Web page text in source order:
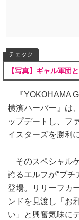
チェック
【写真】ギャル軍団
『YOKOHAMA
横濱ハーバー』は
ップデートし、フ
イスターズを勝利
そのスペシャル
誇るエルフが“ブチ
登場。リリーフカ
ンドを見渡し「お
い」と興奮気味に